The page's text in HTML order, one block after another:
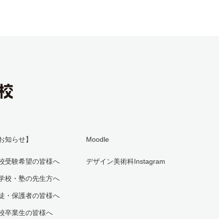
知らせ】
受験希望の皆様へ
校・塾の先生方へ
・保護者の皆様へ
卒業生の皆様へ
Moodle
デザイン美術科Instagram